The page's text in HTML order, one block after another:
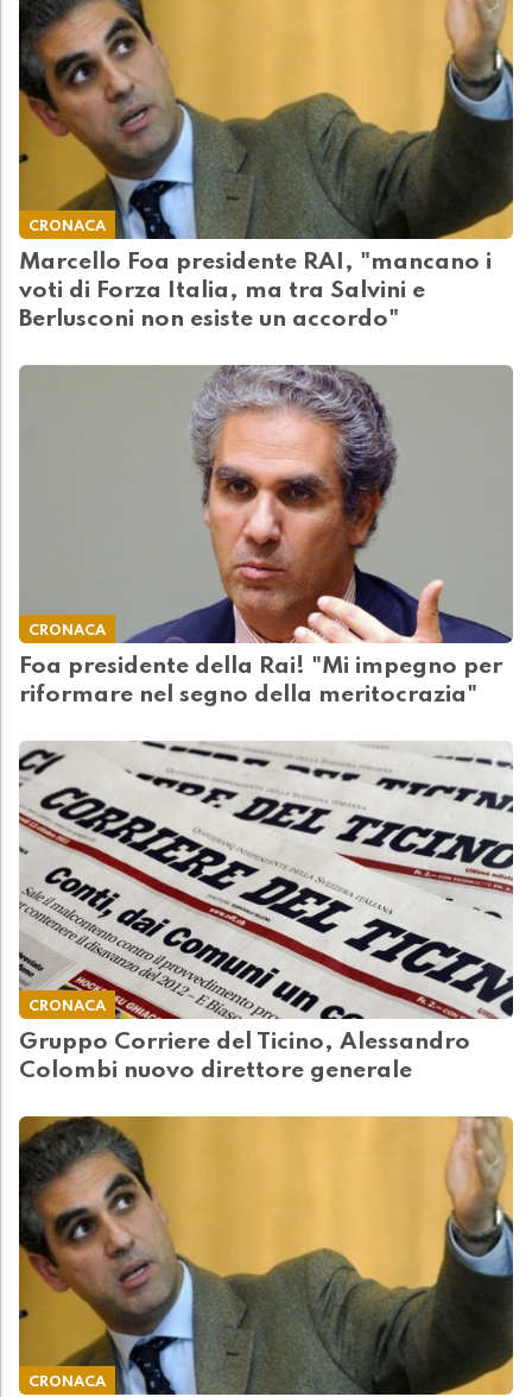
CRONACA
Marcello Foa presidente RAI, "mancano i
voti di Forza Italia, ma tra Salvini e
Berlusconi non esiste un accordo"
CRONACA
Foa presidente della Rai! "Mi impegno per
riformare nel segno della meritocrazia"
CRONACA
Gruppo Corriere del Ticino, Alessandro
Colombi nuovo direttore generale
CRONACA